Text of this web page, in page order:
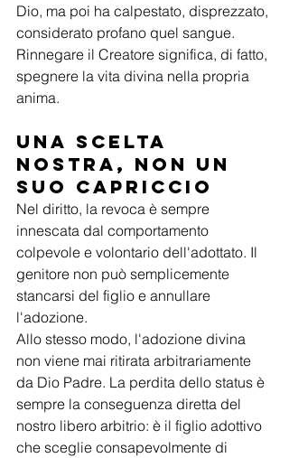
Dio, ma poi ha calpestato, disprezzato,
considerato profano quel sangue.
Rinnegare il Creatore significa, di fatto,
spegnere la vita divina nella propria
anima.
Una scelta
nostra, non un
Suo capriccio
Nel diritto, la revoca è sempre
innescata dal comportamento
colpevole e volontario dell'adottato. Il
genitore non può semplicemente
stancarsi del figlio e annullare
l'adozione.
Allo stesso modo, l'adozione divina
non viene mai ritirata arbitrariamente
da Dio Padre. La perdita dello status è
sempre la conseguenza diretta del
nostro libero arbitrio: è il figlio adottivo
che sceglie consapevolmente di